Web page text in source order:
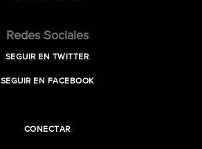
Redes Sociales
SEGUIR EN TWITTER
SEGUIR EN FACEBOOK
CONECTAR